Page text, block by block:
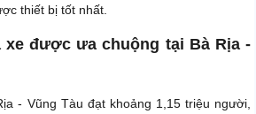
thiết bị tốt nhất.
xe được ưa chuộng tại Bà Rịa -
- Vũng Tàu đạt khoảng 1,15 triệu người,